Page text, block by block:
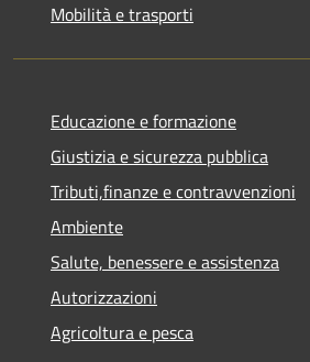
Mobilità e trasporti
Educazione e formazione
Giustizia e sicurezza pubblica
Tributi,finanze e contravvenzioni
Ambiente
Salute, benessere e assistenza
Autorizzazioni
Agricoltura e pesca